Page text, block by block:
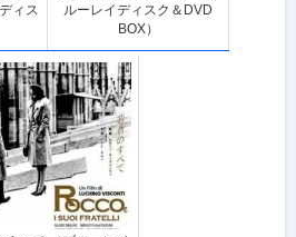
ィス
ルーレイディスク＆DVD
BOX）